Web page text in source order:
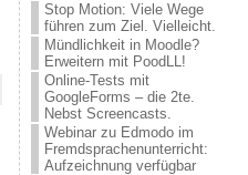
Stop Motion: Viele Wege
führen zum Ziel. Vielleicht.
Mündlichkeit in Moodle?
Erweitern mit PoodLL!
Online-Tests mit
GoogleForms – die 2te.
Nebst Screencasts.
Webinar zu Edmodo im
Fremdsprachenunterricht:
Aufzeichnung verfügbar